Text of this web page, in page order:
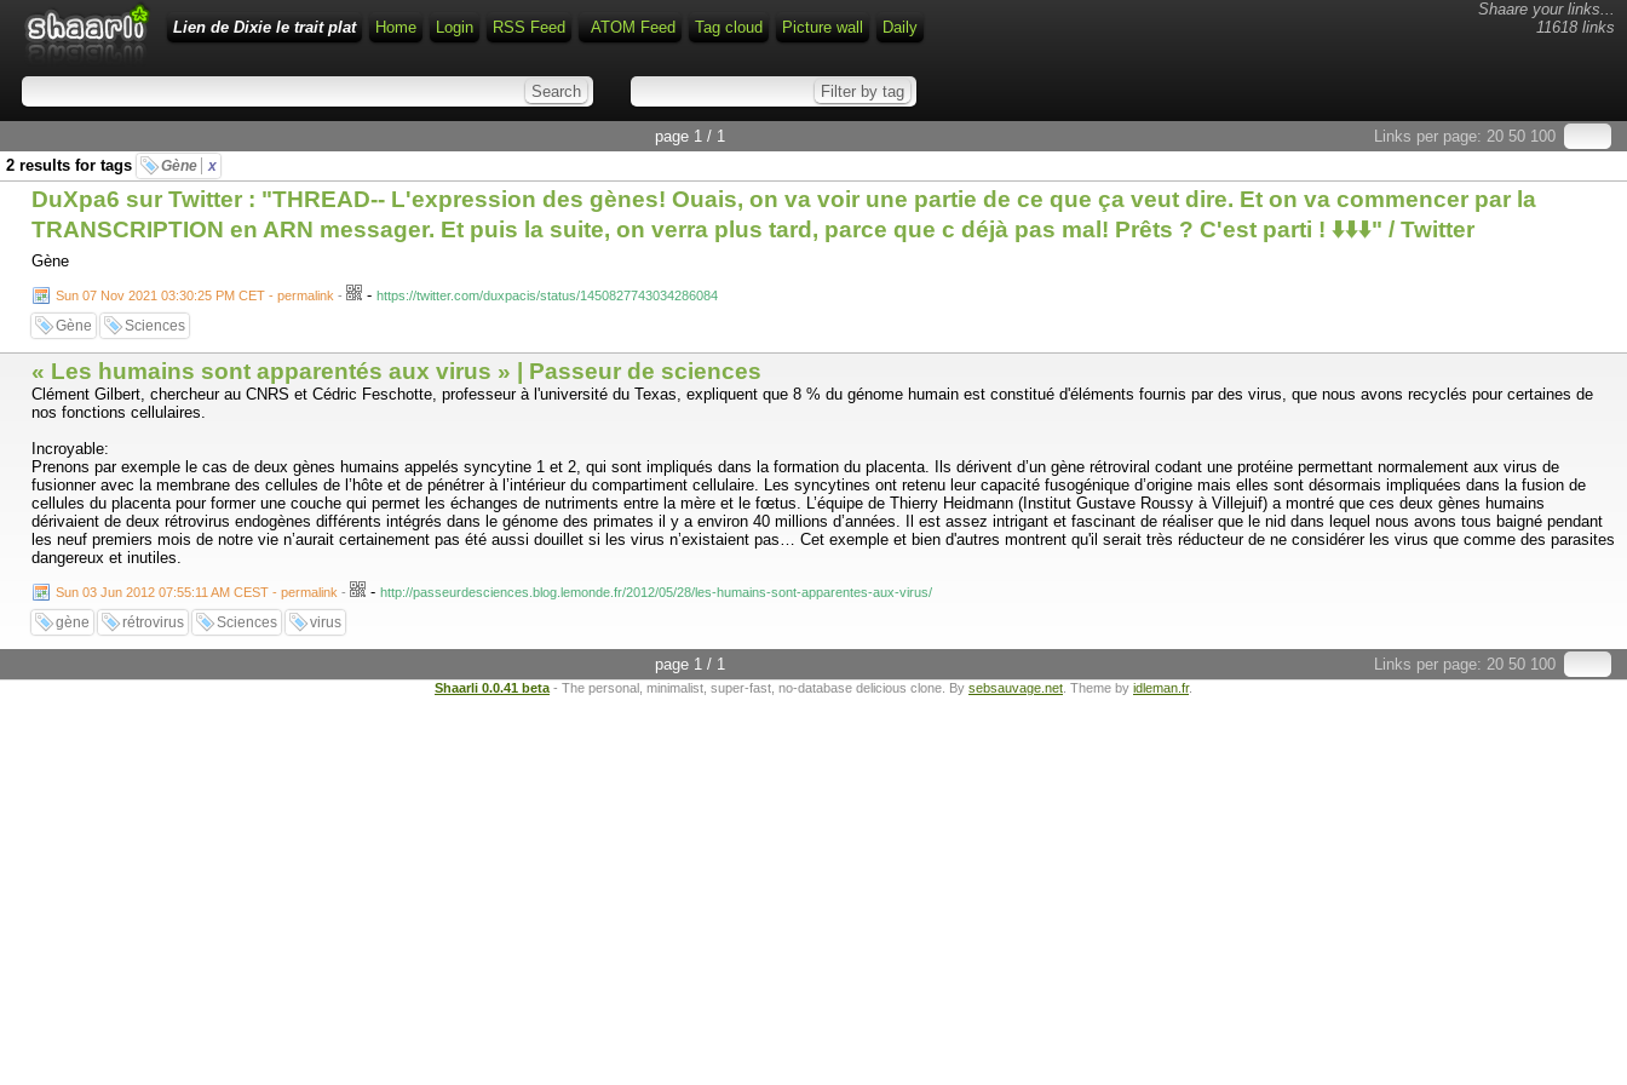
Shaare your links...
11618 links
Lien de Dixie le trait plat Home Login RSS Feed ATOM Feed Tag cloud Picture wall Daily
Links per page: 20 50 100
page 1 / 1
2 results for tags
Gène x
DuXpa6 sur Twitter : "THREAD-- L'expression des gènes! Ouais, on va voir une partie de ce que ça veut dire. Et on va commencer par la
TRANSCRIPTION en ARN messager. Et puis la suite, on verra plus tard, parce que c déjà pas mal! Prêts ? C'est parti ! ⬇️⬇️⬇️" / Twitter
Gène
Sun 07 Nov 2021 03:30:25 PM CET - permalink - - https://twitter.com/duxpacis/status/1450827743034286084
Gène Sciences
« Les humains sont apparentés aux virus » | Passeur de sciences
Clément Gilbert, chercheur au CNRS et Cédric Feschotte, professeur à l'université du Texas, expliquent que 8 % du génome humain est constitué d'éléments fournis par des virus, que nous avons recyclés pour certaines de
nos fonctions cellulaires.
Incroyable:
Prenons par exemple le cas de deux gènes humains appelés syncytine 1 et 2, qui sont impliqués dans la formation du placenta. Ils dérivent d’un gène rétroviral codant une protéine permettant normalement aux virus de
fusionner avec la membrane des cellules de l’hôte et de pénétrer à l’intérieur du compartiment cellulaire. Les syncytines ont retenu leur capacité fusogénique d’origine mais elles sont désormais impliquées dans la fusion de
cellules du placenta pour former une couche qui permet les échanges de nutriments entre la mère et le fœtus. L’équipe de Thierry Heidmann (Institut Gustave Roussy à Villejuif) a montré que ces deux gènes humains
dérivaient de deux rétrovirus endogènes différents intégrés dans le génome des primates il y a environ 40 millions d’années. Il est assez intrigant et fascinant de réaliser que le nid dans lequel nous avons tous baigné pendant
les neuf premiers mois de notre vie n’aurait certainement pas été aussi douillet si les virus n’existaient pas… Cet exemple et bien d'autres montrent qu'il serait très réducteur de ne considérer les virus que comme des parasites
dangereux et inutiles.
Sun 03 Jun 2012 07:55:11 AM CEST - permalink - - http://passeurdesciences.blog.lemonde.fr/2012/05/28/les-humains-sont-apparentes-aux-virus/
gène rétrovirus Sciences virus
Links per page: 20 50 100
page 1 / 1
Shaarli 0.0.41 beta - The personal, minimalist, super-fast, no-database delicious clone. By sebsauvage.net . Theme by idleman.fr.